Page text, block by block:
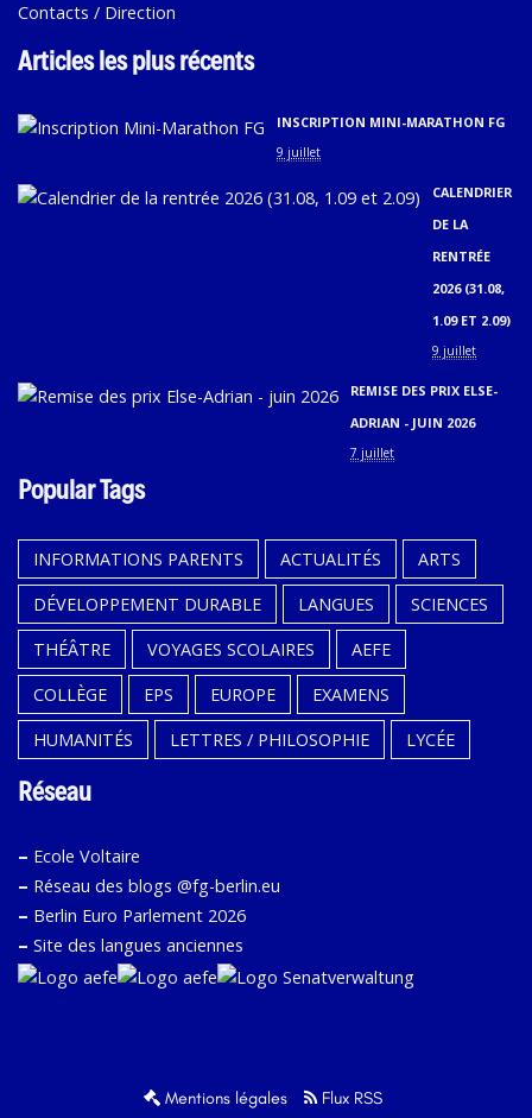
Contacts / Direction
Articles les plus récents
INSCRIPTION MINI-MARATHON FG
9 juillet
CALENDRIER
DE LA
RENTRÉE
2026 (31.08,
1.09 ET 2.09)
9 juillet
REMISE DES PRIX ELSE-
ADRIAN - JUIN 2026
7 juillet
Popular Tags
INFORMATIONS PARENTS ACTUALITÉS
ARTS
DÉVELOPPEMENT DURABLE
LANGUES
SCIENCES
THÉÂTRE
VOYAGES SCOLAIRES
AEFE
COLLÈGE
EPS EUROPE
EXAMENS
HUMANITÉS
LETTRES / PHILOSOPHIE LYCÉE
Réseau
– Ecole Voltaire
– Réseau des blogs @fg-berlin.eu
– Berlin Euro Parlement 2026
– Site des langues anciennes
Mentions légales Flux RSS